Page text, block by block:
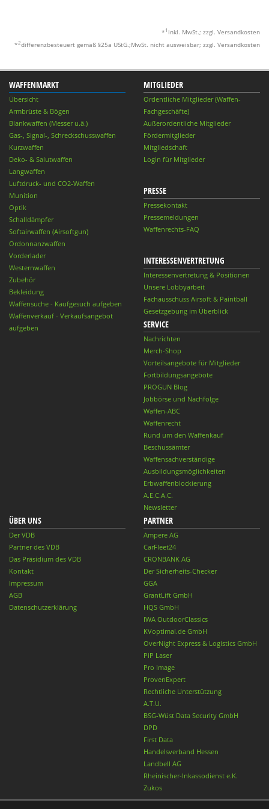
* 1 inkl. MwSt.; zzgl. Versandkosten
*2differenzbesteuert gemäß §25a UStG.;MwSt. nicht ausweisbar; zzgl. Versandkosten
WAFFENMARKT
Übersicht
Armbrüste & Bögen
Blankwaffen (Messer u.ä.)
Gas-, Signal-, Schreckschusswaffen
Kurzwaffen
Deko- & Salutwaffen
Langwaffen
Luftdruck- und CO2-Waffen
Munition
Optik
Schalldämpfer
Softairwaffen (Airsoftgun)
Ordonnanzwaffen
Vorderlader
Westernwaffen
Zubehör
Bekleidung
Waffensuche - Kaufgesuch aufgeben
Waffenverkauf - Verkaufsangebot
aufgeben
MITGLIEDER
Ordentliche Mitglieder (Waffen-
Fachgeschäfte)
Außerordentliche Mitglieder
Fördermitglieder
Mitgliedschaft
Login für Mitglieder
PRESSE
Pressekontakt
Pressemeldungen
Waffenrechts-FAQ
INTERESSENVERTRETUNG
Interessenvertretung & Positionen
Unsere Lobbyarbeit
Fachausschuss Airsoft & Paintball
Gesetzgebung im Überblick
SERVICE
Nachrichten
Merch-Shop
Vorteilsangebote für Mitglieder
Fortbildungsangebote
PROGUN Blog
Jobbörse und Nachfolge
Waffen-ABC
Waffenrecht
Rund um den Waffenkauf
Beschussämter
Waffensachverständige
Ausbildungsmöglichkeiten
Erbwaffenblockierung
A.E.C.A.C.
Newsletter
ÜBER UNS
Der VDB
Partner des VDB
Das Präsidium des VDB
Kontakt
Impressum
AGB
Datenschutzerklärung
PARTNER
Ampere AG
CarFleet24
CRONBANK AG
Der Sicherheits-Checker
GGA
GrantLift GmbH
HQS GmbH
IWA OutdoorClassics
KVoptimal.de GmbH
OverNight Express & Logistics GmbH
PiP Laser
Pro Image
ProvenExpert
Rechtliche Unterstützung
A.T.U.
BSG-Wüst Data Security GmbH
DPD
First Data
Handelsverband Hessen
Landbell AG
Rheinischer-Inkassodienst e.K.
Zukos